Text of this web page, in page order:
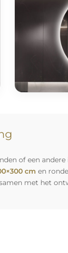
of een
cm en
met het